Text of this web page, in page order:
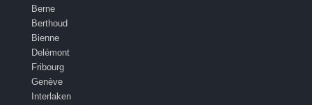
Berne
Berthoud
Bienne
Delémont
Fribourg
Genève
Interlaken